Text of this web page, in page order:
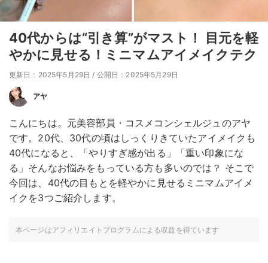
40代からは“引き算”がマスト！ 目元を軽
やかに見せる！ミニマムアイメイクテク
更新日：2025年5月29日 / 公開日：2025年5月29日
アヤ
こんにちは。元美容部員・コスメコンシェルジュのアヤ
です。20代、30代の頃はしっくりきていたアイメイクも
40代になると、「やりすぎ感が出る」「重い印象にな
る」そんなお悩みをもっている方も多いのでは？ そこで
今回は、40代の目もとを軽やかに見せるミニマムアイメ
イクを3つご紹介します。
本ページはアフィリエイトプログラムによる収益を得ています